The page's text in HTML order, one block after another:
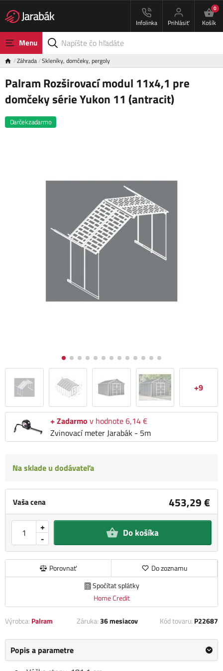
Infolinka Prihlásiť
0
Košík
Menu
Záhrada Skleníky, domčeky, pergoly
Palram Rozširovací modul 11x4,1 pre
domčeky série Yukon 11 (antracit)
Darček zadarmo
+9
+ Zadarmo v hodnote 6,14 €
Zvinovací meter Jarabák - 5m
Vaša cena 453,29 €
-
+ Do košíka
Porovnať
Do zoznamu
Spočítat splátky
Home Credit
Na sklade u dodávateľa
Výrobca: Palram Záruka:36 mesiacov Kód tovaru: P22687
Popis a parametre